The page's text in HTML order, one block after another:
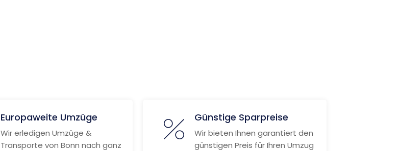
Europaweite Umzüge
Wir erledigen Umzüge &
Transporte von Bonn nach ganz
Günstige Sparpreise
Wir bieten Ihnen garantiert den
günstigen Preis für Ihren Umzug